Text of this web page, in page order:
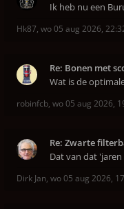
Ik heb nu een
Hk87, wo 05 aug 2026,
Re: Bonen met
Wat is de
robinfcb, wo 05 aug 2026,
Re: Zwarte
Dat van dat
Dirk Jan, wo 05 aug 2026,